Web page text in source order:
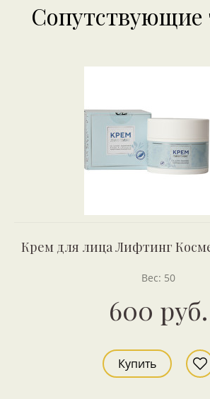
Сопутствующие
Крем для лица Лифтинг
Вес: 50
600 руб.
Купить